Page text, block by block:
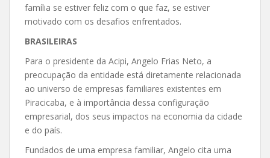
família se estiver feliz com o que faz, se estiver
motivado com os desafios enfrentados.
BRASILEIRAS
Para o presidente da Acipi, Angelo Frias Neto, a
preocupação da entidade está diretamente relacionada
ao universo de empresas familiares existentes em
Piracicaba, e à importância dessa configuração
empresarial, dos seus impactos na economia da cidade
e do país.
Fundados de uma empresa familiar, Angelo cita uma